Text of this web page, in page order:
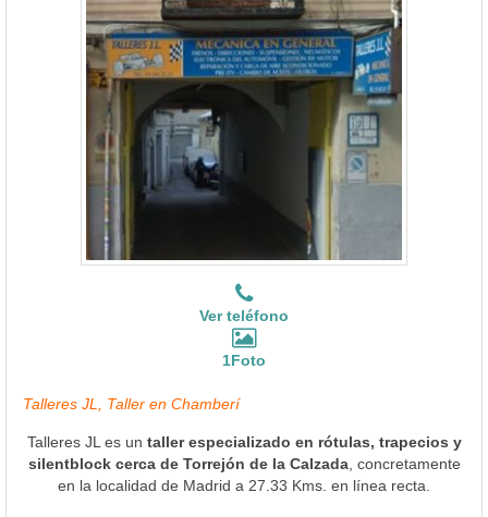
Ver teléfono
1Foto
Talleres JL, Taller en Chamberí
Talleres JL es un taller especializado en rótulas, trapecios y
silentblock cerca de Torrejón de la Calzada, concretamente
en la localidad de Madrid a 27.33 Kms. en línea recta.